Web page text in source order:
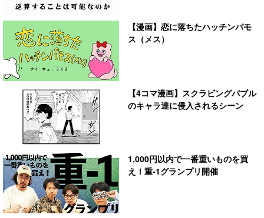
【漫画】恋に落ちたハッチンパモ
ス（メス）
【4コマ漫画】スクラビングバブル
のキャラ達に侵入されるシーン
1,000円以内で一番重いものを買
え！重-1グランプリ開催